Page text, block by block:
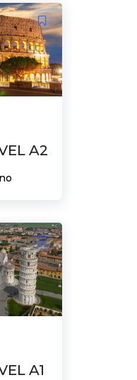
A2
A1